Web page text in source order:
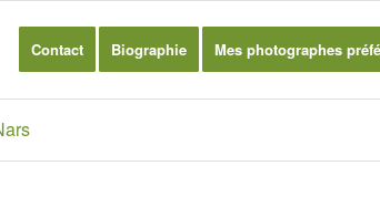
Contact Biographie Mes photographes